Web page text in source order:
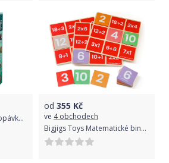
šroubů
Buki France DIGKIT vykopávka minerální kameny
od 355 Kč
ve 4 obchodech
Bigjigs Toys Matematické bingo Násobení a dělení